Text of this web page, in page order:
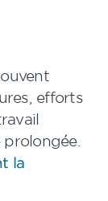
efforts
la